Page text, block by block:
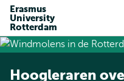
Erasmus
University
Rotterdam
Hoogleraren